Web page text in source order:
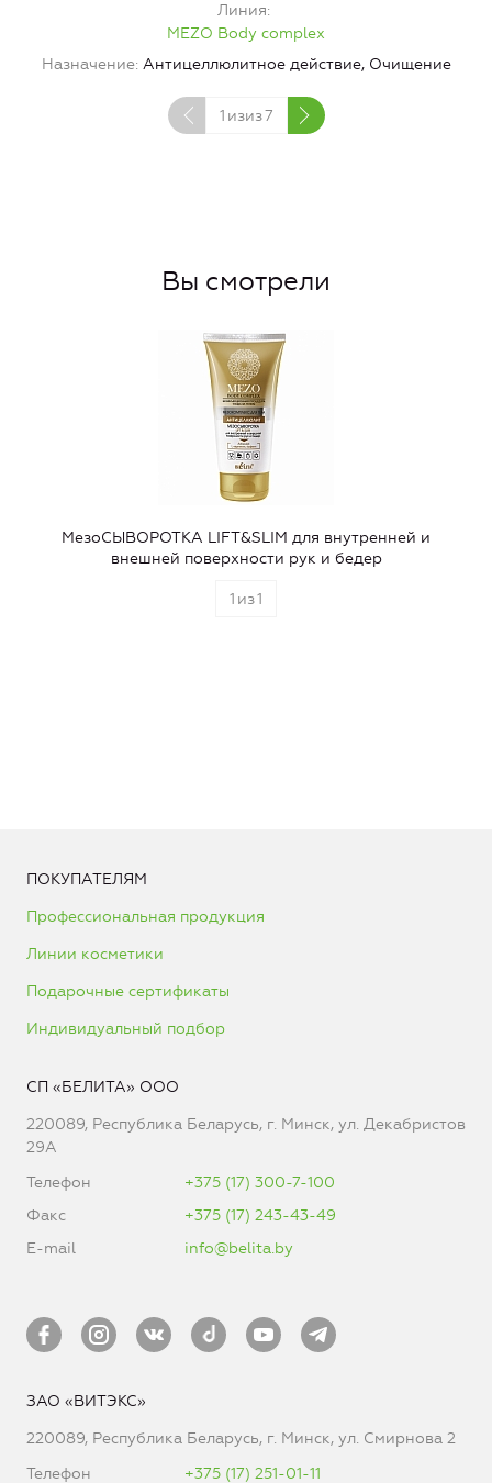
Линия
MEZO Body complex
Назначение Антицеллюлитное действие, Очищение
1 изиз7
Вы смотрели
МезоСЫВОРОТКА LIFT&SLIM для внутренней и
внешней поверхности рук и бедер
1 из1
ПОКУПАТЕЛЯМ
Профессиональная продукция
Линии косметики
Подарочные сертификаты
Индивидуальный подбор
СП «БЕЛИТА» ООО
220089, Республика Беларусь, г. Минск, ул. Декабристов
29А
Телефон
+375 (17) 300-7-100
Факс
+375 (17) 243-43-49
E-mail
info@belita.by
ЗАО «ВИТЭКС»
220089, Республика Беларусь, г. Минск, ул. Смирнова 2
Телефон
+375 (17) 251-01-11